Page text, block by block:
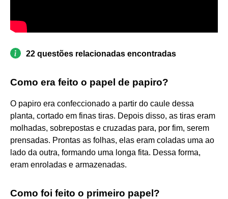
22 questões relacionadas encontradas
Como era feito o papel de papiro?
O papiro era confeccionado a partir do caule dessa
planta, cortado em finas tiras. Depois disso, as tiras eram
molhadas, sobrepostas e cruzadas para, por fim, serem
prensadas. Prontas as folhas, elas eram coladas uma ao
lado da outra, formando uma longa fita. Dessa forma,
eram enroladas e armazenadas.
Como foi feito o primeiro papel?